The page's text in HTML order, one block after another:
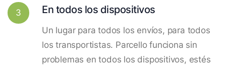
3 En todos los dispositivos
Un lugar para todos los envíos, para todos
los transportistas. Parcello funciona sin
problemas en todos los dispositivos, estés